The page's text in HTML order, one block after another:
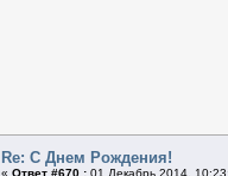
Re: С Днем Рождения!
« Ответ #670 : 01 Декабрь 2014,